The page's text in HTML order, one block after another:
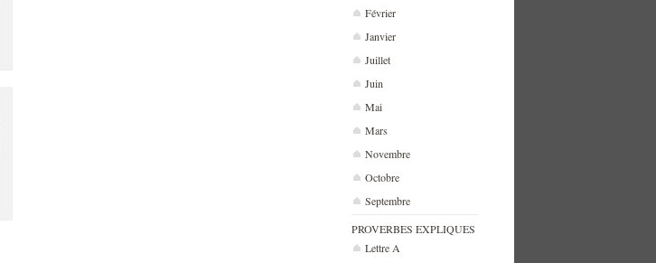
Février
Janvier
Juillet
Juin
Mai
Mars
Novembre
Octobre
Septembre
PROVERBES EXPLIQUES
Lettre A